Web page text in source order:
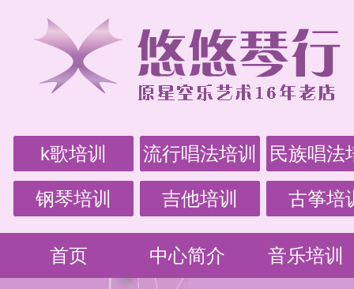
k歌培训 流行唱法培训 民族唱法
钢琴培训 吉他培训 古筝培
首页 中心简介 音乐培训